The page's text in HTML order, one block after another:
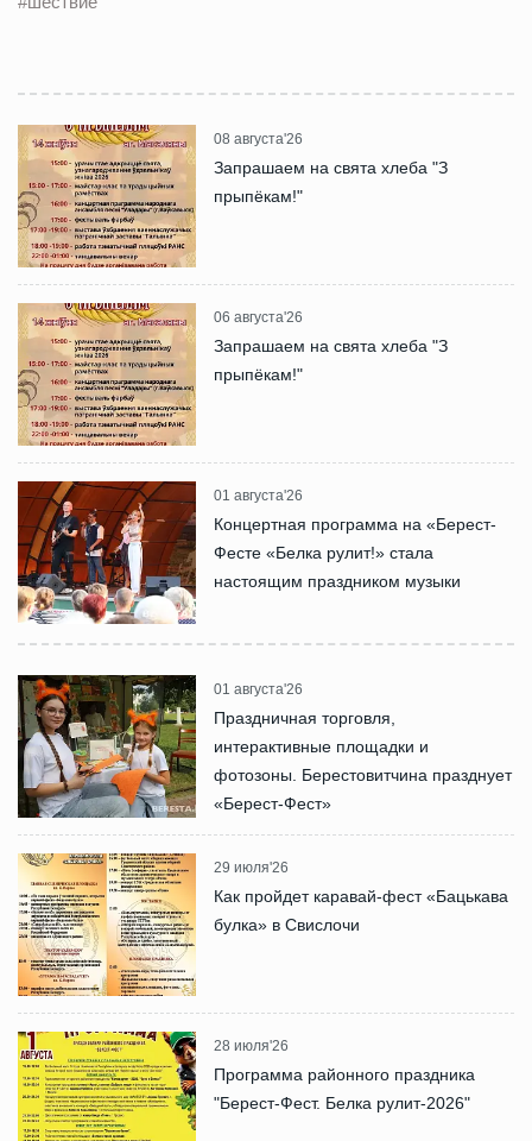
08 августа'26
Запрашаем на свята хлеба "З
прыпёкам!"
06 августа'26
Запрашаем на свята хлеба "З
прыпёкам!"
01 августа'26
Концертная программа на «Берест-
Фесте «Белка рулит!» стала
настоящим праздником музыки
01 августа'26
Праздничная торговля,
интерактивные площадки и
фотозоны. Берестовитчина празднует
«Берест-Фест»
29 июля'26
Как пройдет каравай-фест «Бацькава
булка» в Свислочи
28 июля'26
Программа районного праздника
"Берест-Фест. Белка рулит-2026"